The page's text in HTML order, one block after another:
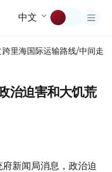
中文
跨里海国际运输路线/中间走廊
治迫害和大饥荒
新闻局消息，政治迫